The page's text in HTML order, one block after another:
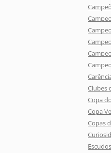
Clubes
Copa
Copa
Copas
Escudos